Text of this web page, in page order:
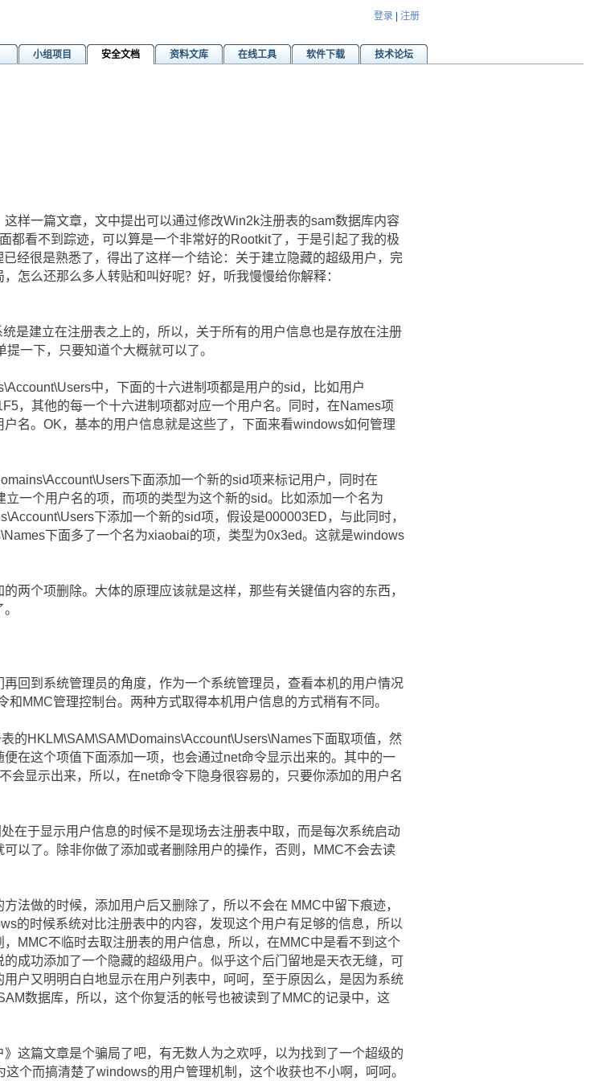
登录 注册
小组项目 安全文档 资料文库 在线工具 软件下载
技术论坛
样一篇文章，文中提出可以通过修改Win2k注册表的sam数据库内容
都看不到踪迹，可以算是一个非常好的Rootkit了，于是引起了我的极
经很是熟悉了，得出了这样一个结论：关于建立隐藏的超级用户，完
怎么还那么多人转贴和叫好呢？好，听我慢慢给你解释：
是建立在注册表之上的，所以，关于所有的用户信息也是存放在注册
一下，只要知道个大概就可以了。
中，下面的十六进制项都是用户的sid，比如用户
，其他的每一个十六进制项都对应一个用户名。同时，在Names项
名。OK，基本的用户信息就是这些了，下面来看windows如何管理
下面添加一个新的sid项来标记用户，同时在
一个用户名的项，而项的类型为这个新的sid。比如添加一个名为
下添加一个新的sid项，假设是000003ED，与此同时，
下面多了一个名为xiaobai的项，类型为0x3ed。这就是windows
两个项删除。大体的原理应该就是这样，那些有关键值内容的东西，
回到系统管理员的角度，作为一个系统管理员，查看本机的用户情况
MMC管理控制台。两种方式取得本机用户信息的方式稍有不同。
的HKLM\SAM\SAM\Domains\Account\Users\Names下面取项值，然
在这个项值下面添加一项，也会通过net命令显示出来的。其中的一
会显示出来，所以，在net命令下隐身很容易的，只要你添加的用户名
在于显示用户信息的时候不是现场去注册表中取，而是每次系统启动
以了。除非你做了添加或者删除用户的操作，否则，MMC不会去读
法做的时候，添加用户后又删除了，所以不会在 MMC中留下痕迹，
的时候系统对比注册表中的内容，发现这个用户有足够的信息，所以
MMC不临时去取注册表的用户信息，所以，在MMC中是看不到这个
成功添加了一个隐藏的超级用户。似乎这个后门留地是天衣无缝，可
户又明明白白地显示在用户列表中，呵呵，至于原因么，是因为系统
数据库，所以，这个你复活的帐号也被读到了MMC的记录中，这
这篇文章是个骗局了吧，有无数人为之欢呼，以为找到了一个超级的
个而搞清楚了windows的用户管理机制，这个收获也不小啊，呵呵。